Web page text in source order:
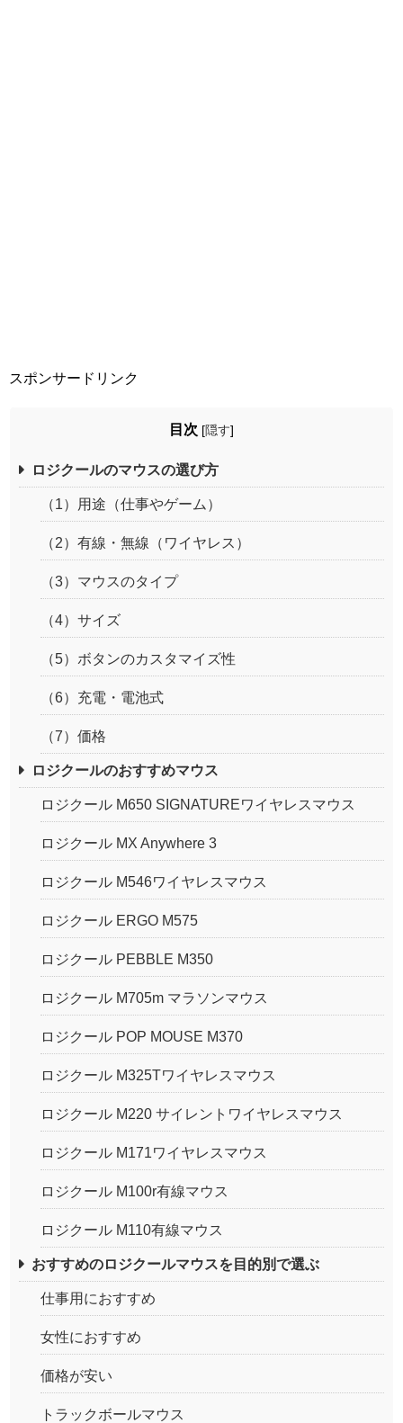
スポンサードリンク
目次 [隠す]
ロジクールのマウスの選び方
（1）用途（仕事やゲーム）
（2）有線・無線（ワイヤレス）
（3）マウスのタイプ
（4）サイズ
（5）ボタンのカスタマイズ性
（6）充電・電池式
（7）価格
ロジクールのおすすめマウス
ロジクール M650 SIGNATUREワイヤレスマウス
ロジクール MX Anywhere 3
ロジクール M546ワイヤレスマウス
ロジクール ERGO M575
ロジクール PEBBLE M350
ロジクール M705m マラソンマウス
ロジクール POP MOUSE M370
ロジクール M325Tワイヤレスマウス
ロジクール M220 サイレントワイヤレスマウス
ロジクール M171ワイヤレスマウス
ロジクール M100r有線マウス
ロジクール M110有線マウス
おすすめのロジクールマウスを目的別で選ぶ
仕事用におすすめ
女性におすすめ
価格が安い
トラックボールマウス